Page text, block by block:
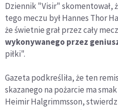
Dziennik "Visir" skomentował,
tego meczu był Hannes Thor
że świetnie grał przez cały
wykonywanego przez
piłki".
Gazeta podkreśliła, że ten
skazanego na pożarcie ma
Heimir Halgrimmsson,